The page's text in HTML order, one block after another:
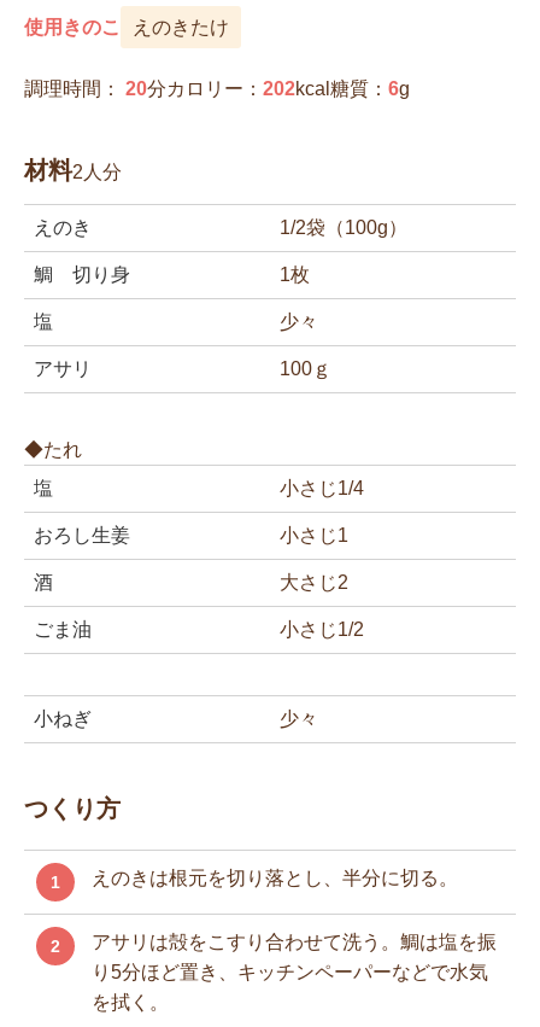
使用きのこ えのきたけ
調理時間： 20分カロリー： 202kcal 糖質： 6g
材料2人分
えのき 1/2袋（100g）
鯛 切り身 1枚
塩 少々
アサリ 100ｇ
◆たれ
塩
小さじ1/4
おろし生姜 小さじ1
酒 大さじ2
ごま油 小さじ1/2
小ねぎ 少々
つくり方
1 えのきは根元を切り落とし、半分に切る。
2
アサリは殻をこすり合わせて洗う。鯛は塩を振
り5分ほど置き、キッチンペーパーなどで水気
を拭く。